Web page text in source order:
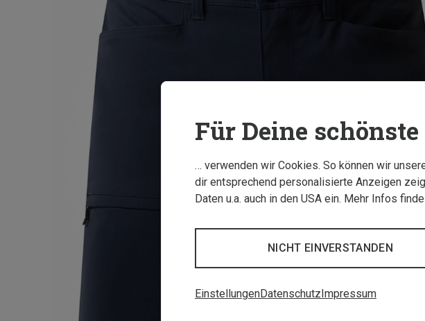
Für Deine
… verwenden wir Cookies. So können wir
dir entsprechend personalisierte Anzeigen
Daten u.a. auch in den USA ein. Mehr Infos
NICHT EINVERSTANDEN
EinstellungenDatenschutz Impressum